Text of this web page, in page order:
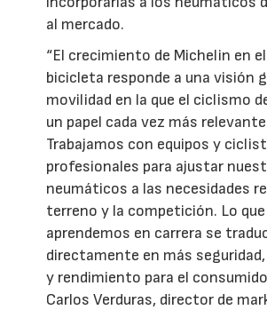
al mercado.
“El crecimiento de Michelin en
bicicleta responde a una visión
movilidad en la que el ciclismo
un papel cada vez más
Trabajamos con equipos y
profesionales para ajustar
neumáticos a las necesidades
terreno y la competición. Lo que
aprendemos en carrera se
directamente en más
y rendimiento para el
Carlos Verduras, director de